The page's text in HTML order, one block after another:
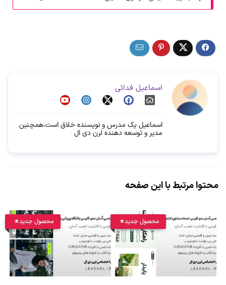
اسماعیل فدائی
اسماعیل یک مدرس و نویسنده خلاق است،همچنین
مدیر و توسعه دهنده لرن دی ال
محتوا مرتبط با این صفحه
محصول جدید محصول جدید